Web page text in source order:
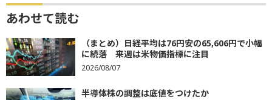
あわせて読む
（まとめ）日経平均は76円安の65,606円で小幅
に続落 来週は米物価指標に注目
2026/08/07
半導体株の調整は底値をつけたか